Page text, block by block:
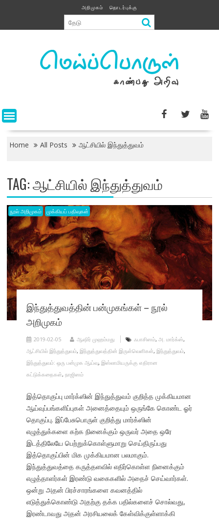
content
அறிமுகம் தொடர்புக்கு
Home All Posts ஆட்சியில் இந்துத்துவம்
TAG:ஆட்சியில் இந்துத்துவம்
நூல் அறிமுகம் முக்கியப் பதிவுகள்
இந்துத்துவத்தின் பன்முகங்கள் – நூல்
அறிமுகம்
2019-02-05 ஆஷிர் முஹம்மது ஃபாசிஸம், அ. மார்க்ஸ்,
ஆட்சியில் இந்துத்துவம், இந்துத்துவத்தின் இருள்வெளிகள், இந்துத்துவம்,
இந்துத்துவம்: ஒரு பன்முக ஆய்வு, இஸ்லாமியருக்கு எதிரான
கட்டுக்கதைகள், நாஜிஸம்
இத்தொகுப்பு மார்க்ஸின் இந்துத்துவம் குறித்த முக்கியமான
ஆய்வுப்பங்களிப்புகள் அனைத்தையும் ஒருங்கே கொண்ட ஓர்
தொகுப்பு. இப்பேசுபொருள் குறித்து மார்க்ஸின்
எழுத்துக்களை கற்க நினைக்கும் ஒருவர் அதை ஒரே
இடத்திலேயே பெற்றுக்கொள்ளுமாறு செய்திருப்பது
இத்தொகுப்பின் மிக முக்கியமான பலமாகும்.
இந்துத்துவத்தை கருத்தளவில் எதிர்கொள்ள நினைக்கும்
எழுத்தாளர்கள் இரண்டு வகைகளில் அதைச் செய்வார்கள்.
ஒன்று அதன் பிரச்சாரங்களை கவனத்தில்
எடுத்துக்கொண்டு அதற்கு தக்க பதில்களைச் சொல்வது,
இரண்டாவது அதன் அரசியலைக் கேள்விக்குள்ளாக்கி